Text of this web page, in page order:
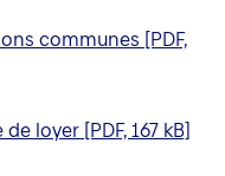
communes [PDF,
loyer [PDF, 167 kB]